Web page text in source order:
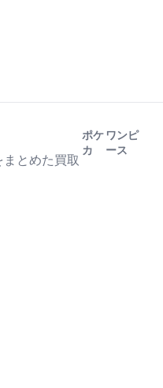
とめた買取
ポケ
カ
ワンピ
ース